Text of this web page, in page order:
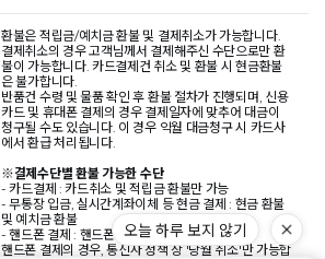
환불은 적립금/예치금 환불 및 결제취소가 가능합니다.
결제취소의 경우 고객님께서 결제해주신 수단으로만 환
불이 가능합니다. 카드결제건 취소 및 환불 시 현금환불
은 불가합니다.
반품건 수령 및 물품 확인 후 환불 절차가 진행되며, 신용
카드 및 휴대폰 결제의 경우 결제일자에 맞추어 대금이
청구될 수도 있습니다. 이 경우 익월 대금청구 시 카드사
에서 환급 처리됩니다.
※결제수단별 환불 가능한 수단
- 카드결제 : 카드취소 및 적립금 환불만 가능
- 무통장 입금, 실시간계좌이체 등 현금 결제 : 현금 환불
및 예치금 환불
- 핸드폰 결제 : 핸드폰 결제 취소 및 적립금 환불
핸드폰 결제의 경우, 통신사 정책 상 '당월 취소'만 가능합